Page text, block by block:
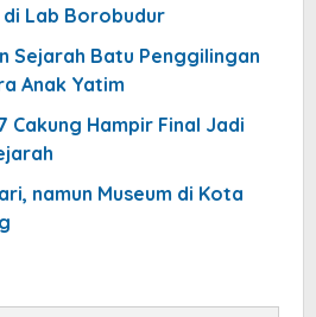
Lab Borobudur
Sejarah Batu Penggilingan
Anak Yatim
Cakung Hampir Final Jadi
namun Museum di Kota